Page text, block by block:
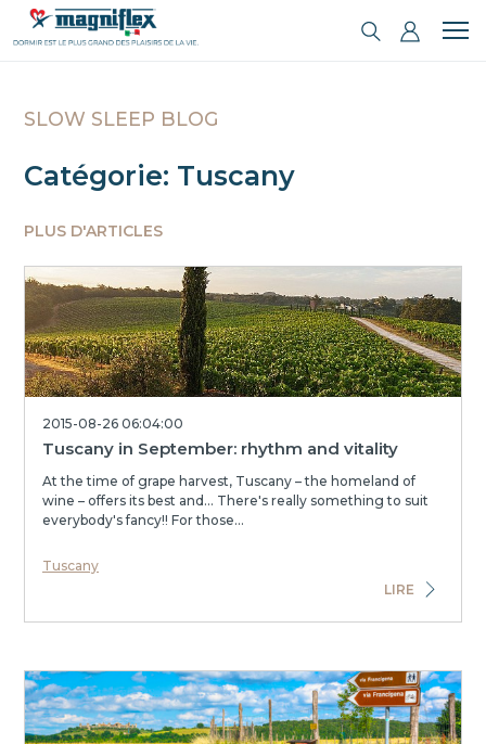
SLOW SLEEP BLOG
Catégorie: Tuscany
PLUS D'ARTICLES
2015-08-26 06:04:00
Tuscany in September: rhythm and vitality
At the time of grape harvest, Tuscany – the homeland of
wine – offers its best and... There's really something to suit
everybody's fancy!! For those...
Tuscany
LIRE